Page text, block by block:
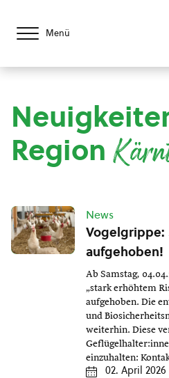
Menü
Region
News
Vogelgrippe:
aufgehoben!
Ab Samstag,
„stark erhöhtem
aufgehoben. Die
und
weiterhin. Diese
einzuhalten:
02. April 2026